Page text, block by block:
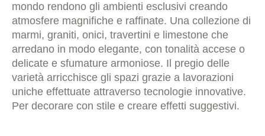
mondo rendono gli ambienti esclusivi creando
atmosfere magnifiche e raffinate. Una collezione di
marmi, graniti, onici, travertini e limestone che
arredano in modo elegante, con tonalità accese o
delicate e sfumature armoniose. Il pregio delle
varietà arricchisce gli spazi grazie a lavorazioni
uniche effettuate attraverso tecnologie innovative.
Per decorare con stile e creare effetti suggestivi.